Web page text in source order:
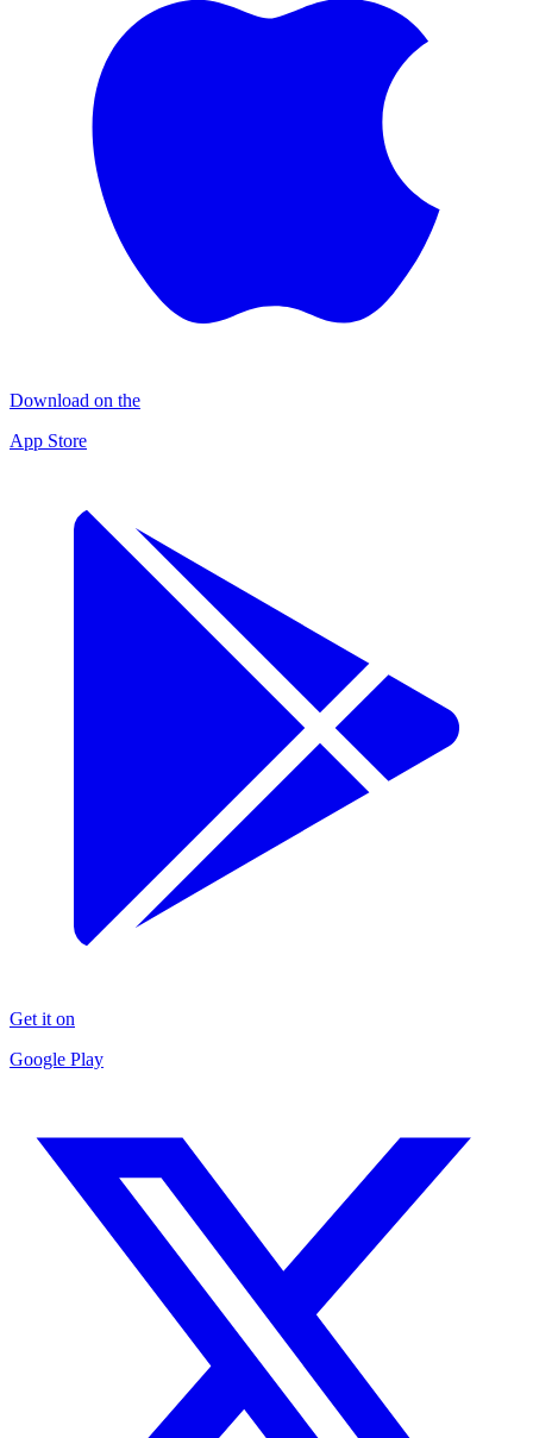
Download on the
App Store
Get it on
Google Play